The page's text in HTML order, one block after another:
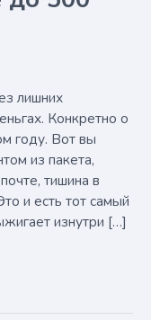
лишних
Конкретно о
году. Вот вы
из пакета,
тишина в
и есть тот самый
изнутри […]